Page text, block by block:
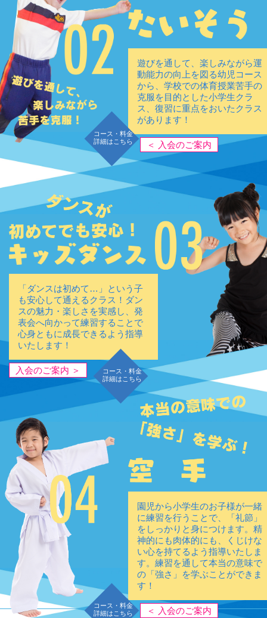
遊びを通して、楽しみながら運
動能力の向上を図る幼児コース
から、学校での体育授業苦手の
克服を目的とした小学生クラ
ス、復習に重点をおいたクラス
があります！
コース・料金
詳細はこちら
＜ 入会のご案内
「ダンスは初めて…」という子
も安心して通えるクラス！ダン
スの魅力・楽しさを実感し、発
表会へ向かって練習することで
心身ともに成長できるよう指導
いたします！
コース・料金
詳細はこちら
入会のご案内 ＞
園児から小学生のお子様が一緒
に練習を行うことで、「礼節」
をしっかりと身につけます。精
神的にも肉体的にも、くじけな
い心を持てるよう指導いたしま
す。練習を通して本当の意味で
の「強さ」を学ぶことができま
す！
コース・料金
詳細はこちら
＜ 入会のご案内